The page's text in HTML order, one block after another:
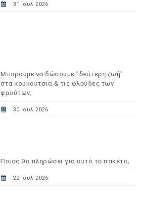
31 Ιουλ 2026
Μπορούμε να δώσουμε "δεύτερη ζωή"
στα κουκούτσια & τις φλούδες των
φρούτων;
30 Ιουλ 2026
Ποιος θα πληρώσει για αυτό το πακέτο;
22 Ιουλ 2026